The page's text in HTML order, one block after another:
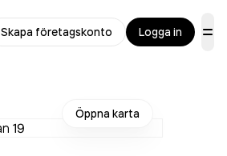
Skapa företagskonto Logga in
Öppna karta